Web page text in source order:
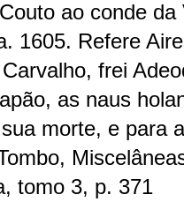
ao conde da
1605. Refere
frei
as naus
morte, e para
tomo 3, p. 371